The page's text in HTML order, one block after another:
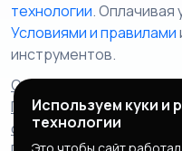
технологии. Оплачивая
Условиями и правилами
инструментов.
Отказ от
Политика
соглашение
Используем куки и
технологии